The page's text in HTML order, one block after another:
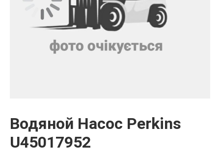
Водяной Насос Perkins
U45017952